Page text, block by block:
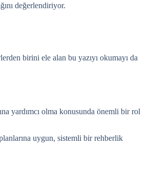
değerlendiriyor.
birini ele alan bu yazıyı okumayı da
yardımcı olma konusunda önemli bir rol
uygun, sistemli bir rehberlik